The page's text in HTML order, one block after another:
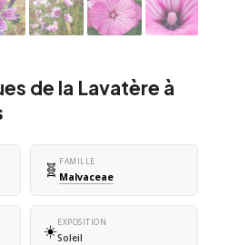
de la Lavatère à
🧬 FAMILLE
Malvaceae
☀️EXPOSITION
Soleil